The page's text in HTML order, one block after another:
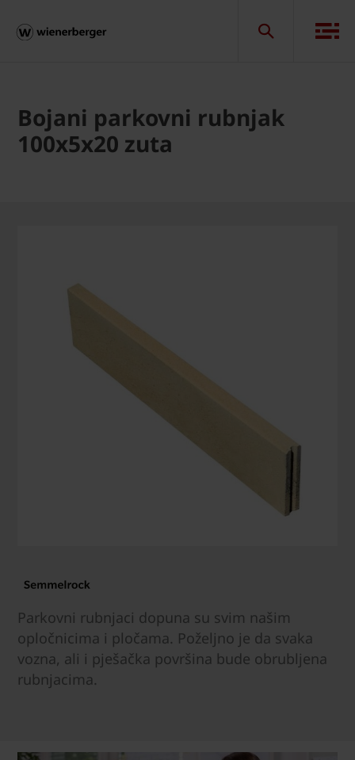
Bojani parkovni rubnjak
100x5x20 zuta
Parkovni rubnjaci dopuna su svim našim
opločnicima i pločama. Poželjno je da svaka
vozna, ali i pješačka površina bude obrubljena
rubnjacima.